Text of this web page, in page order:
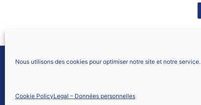
Nous utilisons des cookies pour optimiser notre site et notre service.
Cookie PolicyLegal – Données personnelles
SNALC DETOM
Nous contacter